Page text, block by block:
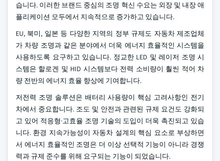
습니다. 이러한 브랜드 중심의 조명 혁신 수요는 외장 및 내장 애
플리케이션 모두에서 지속적으로 증가하고 있습니다.
EU, 북미, 일본 등 다양한 지역의 정부 규제도 자동차 제조업체
가 차량 조명과 같은 분야에서 더욱 에너지 효율적인 시스템을
사용하도록 요구하고 있습니다. 정교한 LED 및 레이저 조명 시
스템은 할로겐 및 HID 시스템보다 전력 소비량이 훨씬 적어 차
량 전반의 에너지 효율 향상에 기여합니다.
저전력 조명 솔루션은 배터리 사용량이 핵심 고려사항인 전기
차에서 중요합니다. 조도 및 안전과 관련된 규제 요건도 강화되
고 있어 적응형·고효율 조명 기술의 도입이 더욱 촉진되고 있습
니다. 환경 지속가능성이 자동차 설계의 핵심 요소로 부상하면
서 에너지 효율적인 조명은 더 이상 선택적 기능이 아니라 경쟁
력과 규제 준수를 위해 요구되는 기능이 되었습니다.